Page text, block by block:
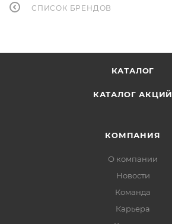
СПИСОК БРЕНДОВ
КАТАЛОГ
КАТАЛОГ АКЦИЙ
КОМПАНИЯ
О компании
Новости
Команда
Карьера